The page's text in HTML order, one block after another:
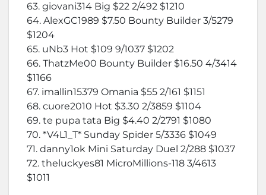
63. giovani314 Big $22 2/492 $1210
64. AlexGC1989 $7.50 Bounty Builder 3/5279
$1204
65. uNb3 Hot $109 9/1037 $1202
66. ThatzMe00 Bounty Builder $16.50 4/3414
$1166
67. imallin15379 Omania $55 2/161 $1151
68. cuore2010 Hot $3.30 2/3859 $1104
69. te pupa tata Big $4.40 2/2791 $1080
70. *V4L1_T* Sunday Spider 5/3336 $1049
71. danny1ok Mini Saturday Duel 2/288 $1037
72. theluckyes81 MicroMillions-118 3/4613
$1011